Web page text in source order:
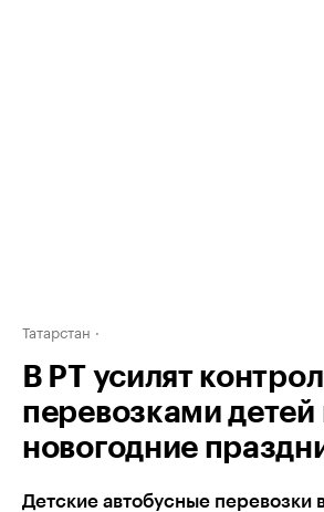
Татарстан
В РТ усилят
перевозками детей
новогодние
Детские автобусные перевозки